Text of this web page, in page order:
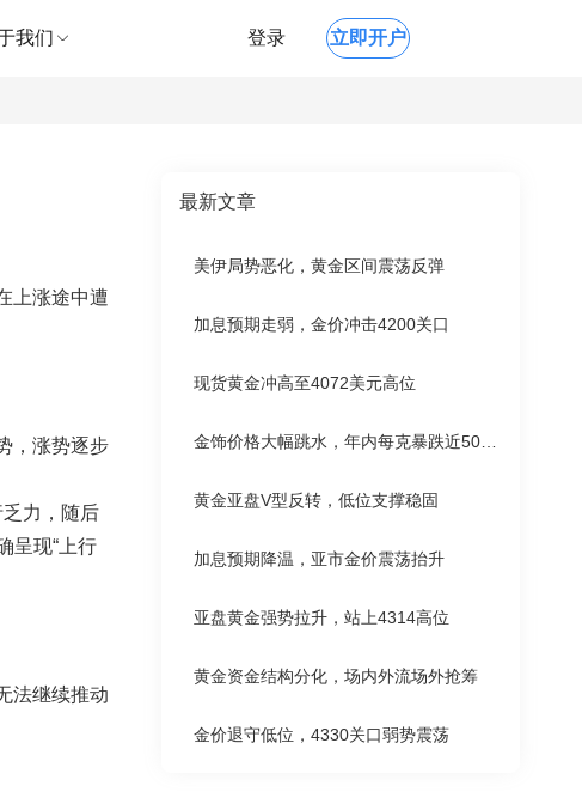
我们 登录 立即开户
上涨途中遭
，涨势逐步
力，随后
呈现“上行
法继续推动
最新文章
美伊局势恶化，黄金区间震荡反弹
加息预期走弱，金价冲击4200关口
现货黄金冲高至4072美元高位
黄金亚盘V型反转，低位支撑稳固
加息预期降温，亚市金价震荡抬升
亚盘黄金强势拉升，站上4314高位
黄金资金结构分化，场内外流场外抢筹
金价退守低位，4330关口弱势震荡